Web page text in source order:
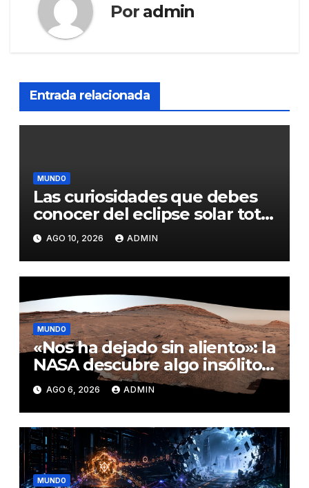
Por admin
Entrada relacionada
MUNDO
Las curiosidades que debes
conocer del eclipse solar total
de este 12 de agosto
AGO 10, 2026 ADMIN
MUNDO
«Nos ha dejado sin aliento»: la
NASA descubre algo insólito
en Marte
AGO 6, 2026 ADMIN
MUNDO